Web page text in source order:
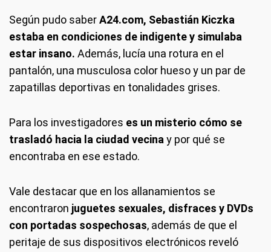
Según pudo saberA24.com, Sebastián Kiczka
estaba en condiciones de indigente y simulaba
estar insano. Además, lucía una rotura en el
pantalón, una musculosa color hueso y un par de
zapatillas deportivas en tonalidades grises.
Para los investigadores es un misterio cómo se
trasladó hacia la ciudad vecinay por qué se
encontraba en ese estado.
Vale destacar que en los allanamientos se
encontraron juguetes sexuales, disfraces y DVDs
con portadas sospechosas, además de que el
peritaje de sus dispositivos electrónicos reveló